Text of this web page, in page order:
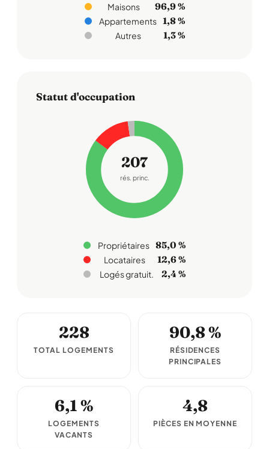
Maisons 96,9 %
Appartements 1,8 %
Autres 1,3 %
Statut d'occupation
207
rés. princ.
Propriétaires 85,0 %
Locataires 12,6 %
Logés gratuit. 2,4 %
228
TOTAL LOGEMENTS
90,8 %
RÉSIDENCES
PRINCIPALES
6,1 %
LOGEMENTS
VACANTS
4,8
PIÈCES EN MOYENNE